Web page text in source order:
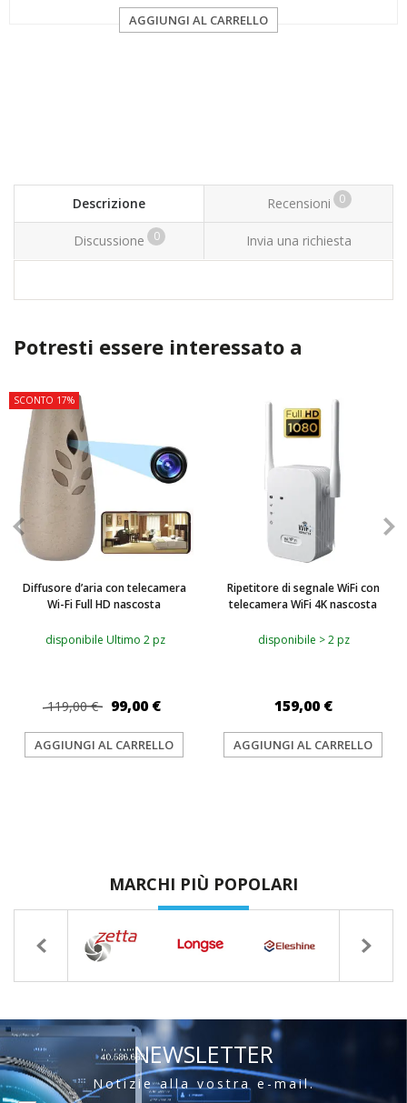
AGGIUNGI AL CARRELLO
Descrizione Recensioni 0
Discussione 0 Invia una richiesta
Potresti essere interessato a
SCONTO 17%
Diffusore d’aria con telecamera
Wi-Fi Full HD nascosta
disponibile Ultimo 2 pz
119,00 € 99,00 €
AGGIUNGI AL CARRELLO
Ripetitore di segnale WiFi con
telecamera WiFi 4K nascosta
disponibile > 2 pz
159,00 €
AGGIUNGI AL CARRELLO
MARCHI PIÙ POPOLARI
NEWSLETTER
Notizie alla vostra e-mail.